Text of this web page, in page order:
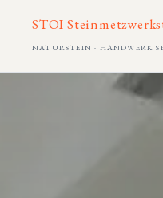
STOI
NATURSTEIN · HANDWERK